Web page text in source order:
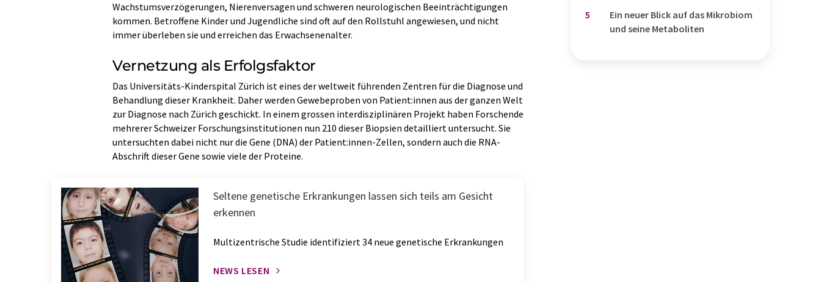
Wachstumsverzögerungen, Nierenversagen und schweren neurologischen Beeinträchtigungen
kommen. Betroffene Kinder und Jugendliche sind oft auf den Rollstuhl angewiesen, und nicht
immer überleben sie und erreichen das Erwachsenenalter.
Vernetzung als Erfolgsfaktor
Das Universitäts-​Kinderspital Zürich ist eines der weltweit führenden Zentren für die Diagnose und
Behandlung dieser Krankheit. Daher werden Gewebeproben von Patient:innen aus der ganzen Welt
zur Diagnose nach Zürich geschickt. In einem grossen interdisziplinären Projekt haben Forschende
mehrerer Schweizer Forschungsinstitutionen nun 210 dieser Biopsien detailliert untersucht. Sie
untersuchten dabei nicht nur die Gene (DNA) der Patient:innen-​Zellen, sondern auch die RNA-​
Abschrift dieser Gene sowie viele der Proteine.
Seltene genetische Erkrankungen lassen sich teils am Gesicht
erkennen
Multizentrische Studie identifiziert 34 neue genetische Erkrankungen
NEWS LESEN
5
Ein neuer Blick auf das Mikrobiom
und seine Metaboliten